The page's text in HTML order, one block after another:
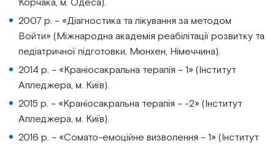
Корчака, м. Одеса).
2007 р. – «Діагностика та лікування за методом
Войти» (Міжнародна академія реабілітації розвитку та
педіатричної підготовки, Мюнхен, Німеччина).
2014 р. – «Краніосакральна терапія – 1» (Інститут
Апледжера, м. Київ).
2015 р. – «Краніосакральна терапія – -2» (Інститут
Апледжера, м. Київ).
2016 р. – «Сомато-емоційне визволення – 1» (Інститут